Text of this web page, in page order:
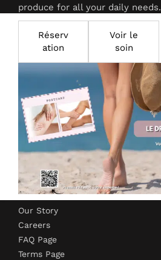
produce for all your daily needs.
Products
Face Creams
Bath Bombs
Face Tonics
Company
Our Story
Careers
FAQ Page
Terms Page
Réserv
ation
Voir le
soin